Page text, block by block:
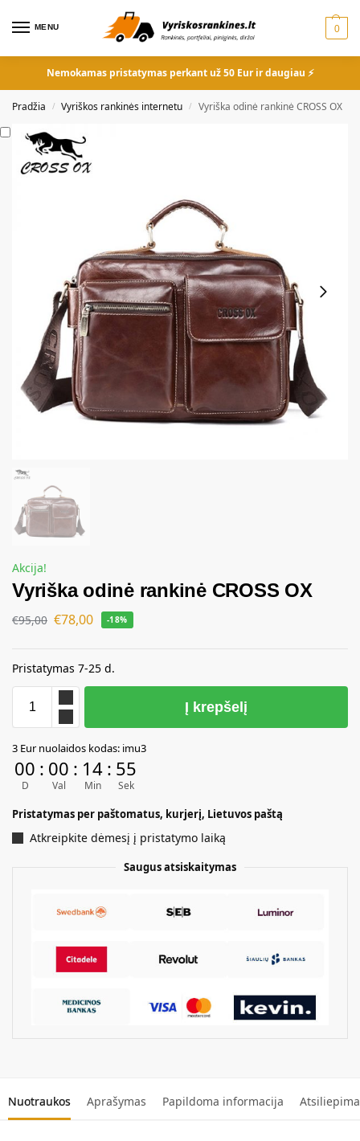
MENU 0
Nemokamas pristatymas perkant už 50 Eur ir daugiau ⚡
Pradžia / Vyriškos rankinės internetu / Vyriška odinė rankinė CROSS OX
Akcija!
Vyriška odinė rankinė CROSS OX
€95,00 €78,00 -18%
Pristatymas 7-25 d.
Į krepšelį
l
t
r
a
3 Eur nuolaidos kodas: imu3
00
D
: 00
Val
: 14
Min
: 55
Sek
Pristatymas per paštomatus, kurjerį, Lietuvos paštą
Atkreipkite dėmesį į pristatymo laiką
Saugus atsiskaitymas
Nuotraukos Aprašymas Papildoma informacija